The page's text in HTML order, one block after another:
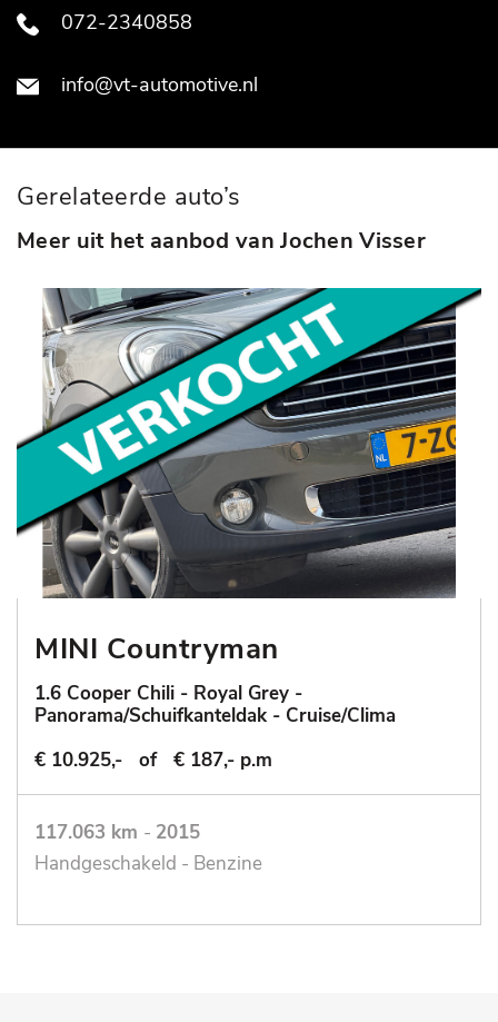
072-2340858
info@vt-automotive.nl
Gerelateerde auto’s
Meer uit het aanbod van Jochen Visser
MINI Countryman
1.6 Cooper Chili - Royal Grey -
Panorama/Schuifkanteldak - Cruise/Clima
€ 10.925,-
of € 187,- p.m
117.063 km - 2015
Handgeschakeld - Benzine